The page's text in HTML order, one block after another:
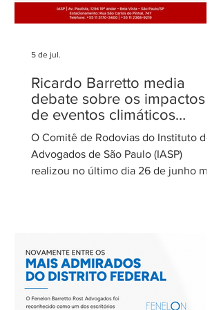
Ricardo Barretto media
debate sobre os impactos
de eventos climáticos
extremos nas concessões
de rodovias
O Comitê de Rodovias do Instituto dos
Advogados de São Paulo (IASP)
realizou no último dia 26 de junho mais
tratamento dos eventos climáticos
extremos nos contratos de concessão
rodoviária do Estado de São Paulo. A
reunião contou com a participação de
5 de jul.